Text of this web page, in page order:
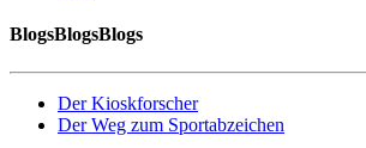
BlogsBlogsBlogs
Der Kioskforscher
Der Weg zum Sportabzeichen